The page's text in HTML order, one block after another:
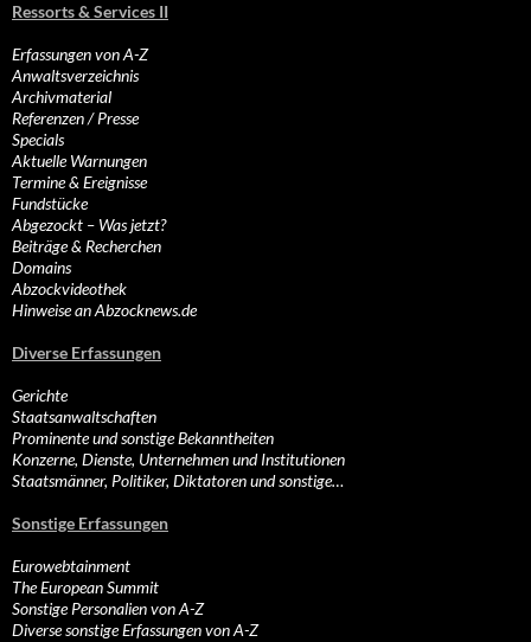
Ressorts & Services II
Erfassungen von A-Z
Anwaltsverzeichnis
Archivmaterial
Referenzen / Presse
Specials
Aktuelle Warnungen
Termine & Ereignisse
Fundstücke
Abgezockt – Was jetzt?
Beiträge & Recherchen
Domains
Abzockvideothek
Hinweise an Abzocknews.de
Diverse Erfassungen
Gerichte
Staatsanwaltschaften
Prominente und sonstige Bekanntheiten
Konzerne, Dienste, Unternehmen und Institutionen
Staatsmänner, Politiker, Diktatoren und sonstige…
Sonstige Erfassungen
Eurowebtainment
The European Summit
Sonstige Personalien von A-Z
Diverse sonstige Erfassungen von A-Z